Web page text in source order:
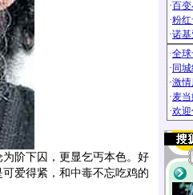
阶下囚，更显乞丐本色。好
爱得紧，和中毒不忘吃鸡的